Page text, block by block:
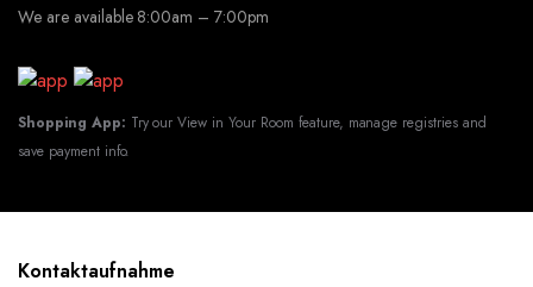
We are available 8:00am – 7:00pm
Shopping App: Try our View in Your Room feature, manage registries and
save payment info.
Kontaktaufnahme